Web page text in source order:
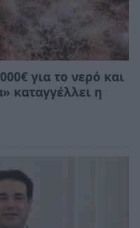
για το νερό και
καταγγέλλει η